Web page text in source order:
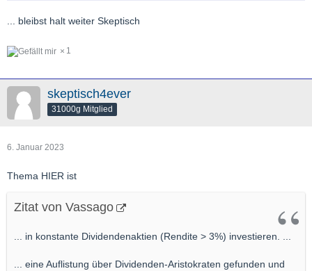
... bleibst halt weiter Skeptisch
1
skeptisch4ever
31000g Mitglied
6. Januar 2023
Thema HIER ist
Zitat von Vassago
... in konstante Dividendenaktien (Rendite > 3%) investieren. ...
... eine Auflistung über Dividenden-Aristokraten gefunden und